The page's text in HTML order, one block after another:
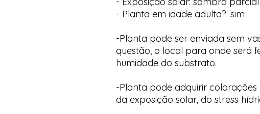
- Planta em idade adulta?: sim
-Planta pode ser enviada sem
questão, o local para onde será
humidade do substrato.
-Planta pode adquirir
da exposição solar, do stress